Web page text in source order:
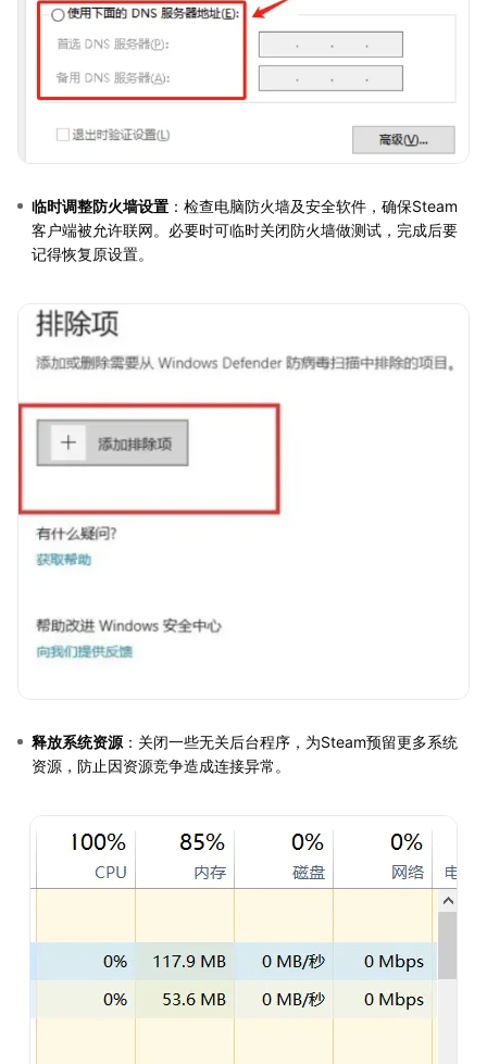
临时调整防火墙设置 ：检查电脑防火墙及安全软件，确保Steam
客户端被允许联网。必要时可临时关闭防火墙做测试，完成后要
记得恢复原设置。
释放系统资源 ：关闭一些无关后台程序，为Steam预留更多系统
资源，防止因资源竞争造成连接异常。